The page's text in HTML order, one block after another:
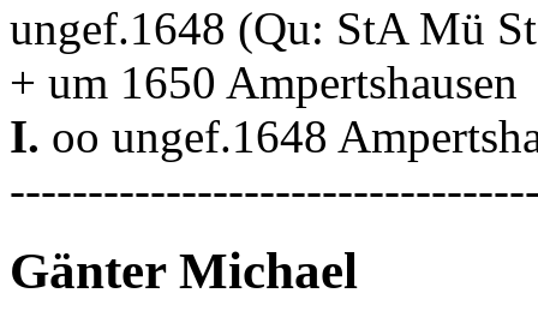
ungef.1648 (Qu: StA Mü
+ um 1650 Ampertshausen
I. oo ungef.1648
Gänter Michael